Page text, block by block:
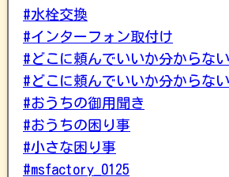
#水栓交換
#インターフォン取付け
#どこに頼んでいいか分からな
#どこに頼んでいいか分からな
#おうちの御用聞き
#おうちの困り事
#小さな困り事
#msfactory_0125